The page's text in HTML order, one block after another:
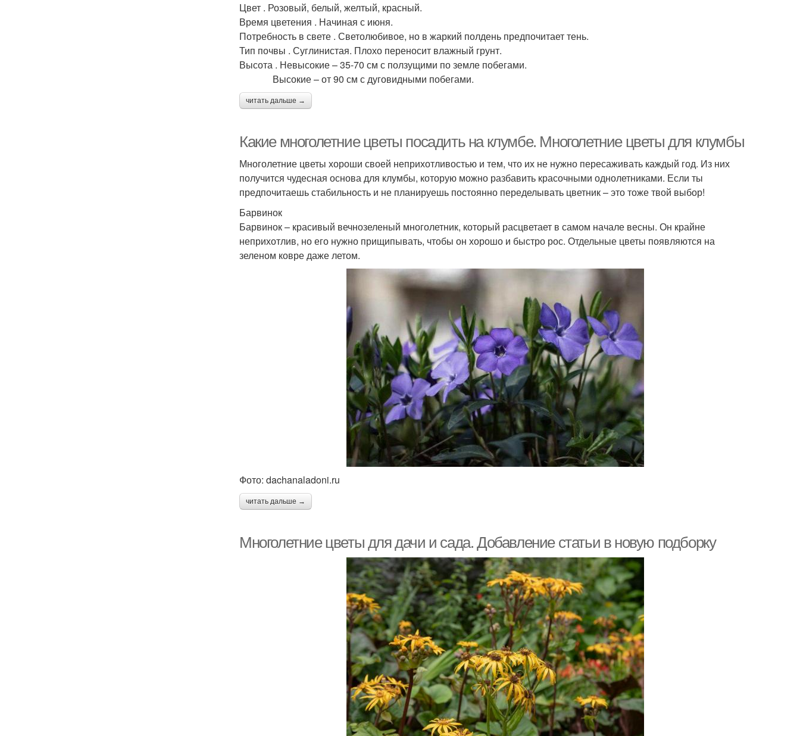
Цвет . Розовый, белый, желтый, красный.
Время цветения . Начиная с июня.
Потребность в свете . Светолюбивое, но в жаркий полдень предпочитает тень.
Тип почвы . Суглинистая. Плохо переносит влажный грунт.
Высота . Невысокие – 35-70 см с ползущими по земле побегами.
Высокие – от 90 см с дуговидными побегами.
читать дальше →
Какие многолетние цветы посадить на клумбе. Многолетние цветы для клумбы
Многолетние цветы хороши своей неприхотливостью и тем, что их не нужно пересаживать каждый год. Из них
получится чудесная основа для клумбы, которую можно разбавить красочными однолетниками. Если ты
предпочитаешь стабильность и не планируешь постоянно переделывать цветник – это тоже твой выбор!
Барвинок
Барвинок – красивый вечнозеленый многолетник, который расцветает в самом начале весны. Он крайне
неприхотлив, но его нужно прищипывать, чтобы он хорошо и быстро рос. Отдельные цветы появляются на
зеленом ковре даже летом.
Фото: dachanaladoni.ru
читать дальше →
Многолетние цветы для дачи и сада. Добавление статьи в новую подборку